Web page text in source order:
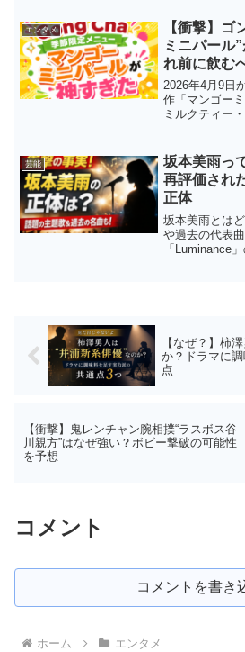
エンタメ
【衝撃】ゴ
ミニパール
れ前に飲む
2026年4月9日
作「マンゴー
ミルクティー
ック必須の春
芸能
坂本美雨っ
再評価され
正体
坂本美雨とは
や過去の代表
「Luminance
【なぜ？】柿
か？ドラマに
点
【衝撃】鬼レンチャン腕相撲“ラスボス谷
川親方”はなぜ強い？ボビー撃破の可能性
を予想
コメント
コメントを書き
ホーム エンタメ